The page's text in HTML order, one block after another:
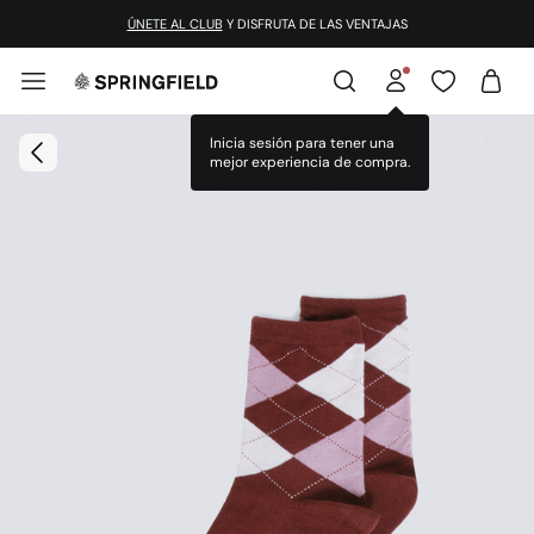
ÚNETE AL CLUB Y DISFRUTA DE LAS VENTAJAS
Inicia sesión para tener una
mejor experiencia de compra.